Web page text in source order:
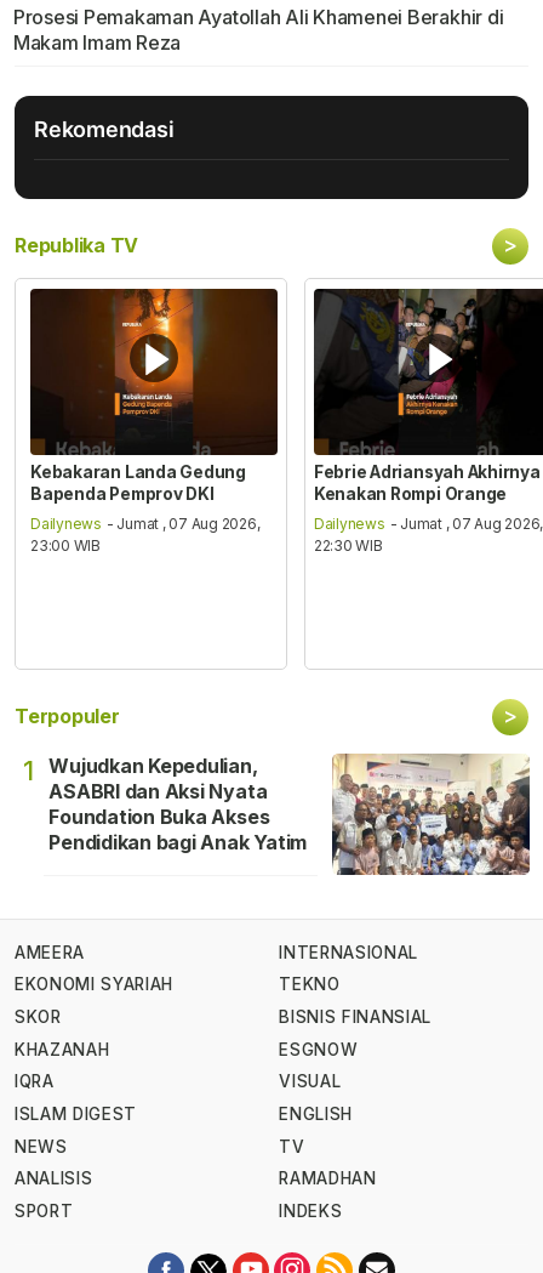
Prosesi Pemakaman Ayatollah Ali Khamenei Berakhir di
Makam Imam Reza
Rekomendasi
Republika TV >
Kebakaran Landa Gedung
Bapenda Pemprov DKI
Dailynews - Jumat , 07 Aug 2026,
23:00 WIB
Febrie Adriansyah Akhirnya
Kenakan Rompi Orange
Dailynews - Jumat , 07 Aug 2026,
22:30 WIB
Terpopuler >
1
Wujudkan Kepedulian,
ASABRI dan Aksi Nyata
Foundation Buka Akses
Pendidikan bagi Anak Yatim
AMEERA
EKONOMI SYARIAH
SKOR
KHAZANAH
IQRA
ISLAM DIGEST
NEWS
ANALISIS
SPORT
INTERNASIONAL
TEKNO
BISNIS FINANSIAL
ESGNOW
VISUAL
ENGLISH
TV
RAMADHAN
INDEKS